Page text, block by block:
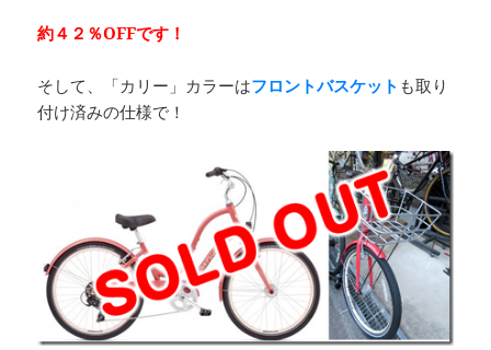
約４２％OFFです！
そして、「カリー」カラーはフロントバスケット も取り
付け済みの仕様で！